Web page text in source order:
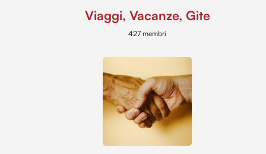
Viaggi, Vacanze, Gite
427 membri